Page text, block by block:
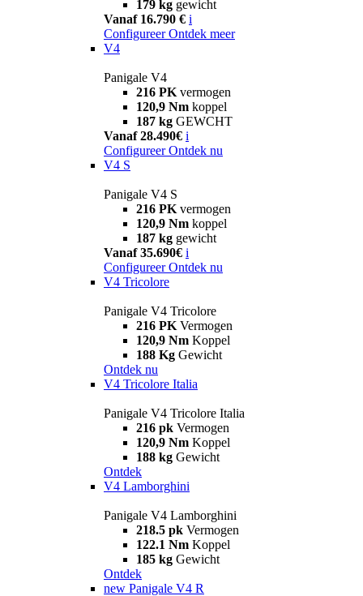
179 kg gewicht
Vanaf 16.790 € i
Configureer Ontdek meer
V4
Panigale V4
216 PK vermogen
120,9 Nm koppel
187 kg GEWCHT
Vanaf 28.490€ i
Configureer Ontdek nu
V4 S
Panigale V4 S
216 PK vermogen
120,9 Nm koppel
187 kg gewicht
Vanaf 35.690€ i
Configureer Ontdek nu
V4 Tricolore
Panigale V4 Tricolore
216 PK Vermogen
120,9 Nm Koppel
188 Kg Gewicht
Ontdek nu
V4 Tricolore Italia
Panigale V4 Tricolore Italia
216 pk Vermogen
120,9 Nm Koppel
188 kg Gewicht
Ontdek
V4 Lamborghini
Panigale V4 Lamborghini
218.5 pk Vermogen
122.1 Nm Koppel
185 kg Gewicht
Ontdek
new Panigale V4 R